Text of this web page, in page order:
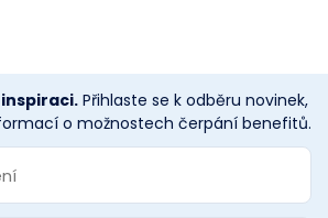
Přihlaste se k odběru novinek,
o možnostech čerpání benefitů.